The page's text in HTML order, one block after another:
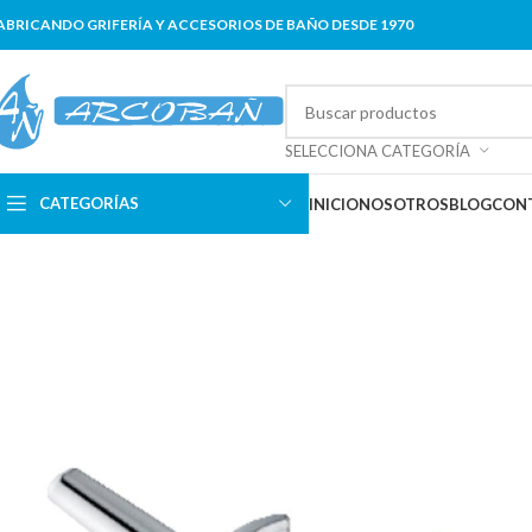
GRIFERÍA Y ACCESORIOS DE BAÑO DESDE 1970
SELECCIONA CATEGORÍA
CATEGORÍAS INICIONOSOTROSBLOG